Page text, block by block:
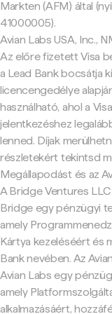
Markten (AFM) által
41000005).
Avian Labs USA, Inc.,
Az előre fizetett Visa
a Lead Bank bocsátja ki
licencengedélye
használható, ahol a
jelentkezéshez
lenned. Díjak
részletekért tekintsd
Megállapodást és az
A Bridge Ventures
Bridge egy pénzügyi
amely
Kártya kezeléséért és
Bank nevében. Az
Avian Labs egy
amely
alkalmazásáért,